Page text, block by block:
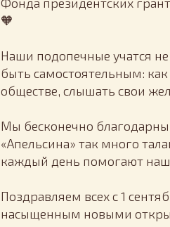
🧡
Наши подопечные учатся
быть самостоятельным:
обществе, слышать свои
Мы бесконечно
«Апельсина» так много
каждый день помогают
Поздравляем всех с 1
насыщенным новыми